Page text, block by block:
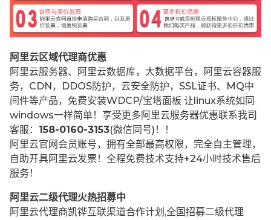
阿里云区域代理商优惠
阿里云服务器、阿里云数据库，大数据平台，阿里云容器服
务，CDN，DDOS防护，云安全防护，SSL证书、MQ中
间件等产品，免费安装WDCP/宝塔面板 让 linux系统如同
windows一样简单！享受更多阿里云服务器优惠联系我司
客服： 158-0160-3153(微信同号)！！
阿里云官网会员账号，拥有全部最高权限，完全自主管理，
自助开具阿里云发票！全程免费技术支持+24小时技术售后
服务！
阿里云二级代理火热招募中
阿里云代理商凯铧互联渠道合作计划,全国招募二级代理